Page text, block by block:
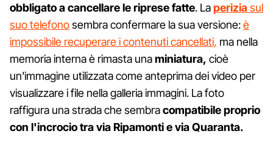
obbligato a cancellare le riprese fatte. Laperiziasul
suo telefonosembra confermare la sua versione:è
impossibile recuperare i contenuti cancellati, ma nella
memoria interna è rimasta unaminiatura, cioè
un'immagine utilizzata come anteprima dei video per
visualizzare i file nella galleria immagini. La foto
raffigura una strada che sembracompatibile proprio
con l'incrocio tra via Ripamonti e via Quaranta.